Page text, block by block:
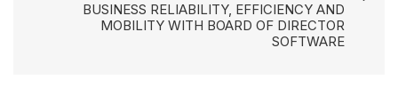
BUSINESS RELIABILITY, EFFICIENCY AND
MOBILITY WITH BOARD OF DIRECTOR
SOFTWARE